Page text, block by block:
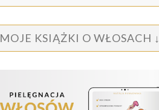
MOJE KSIĄŻKI O WŁOSACH ↓